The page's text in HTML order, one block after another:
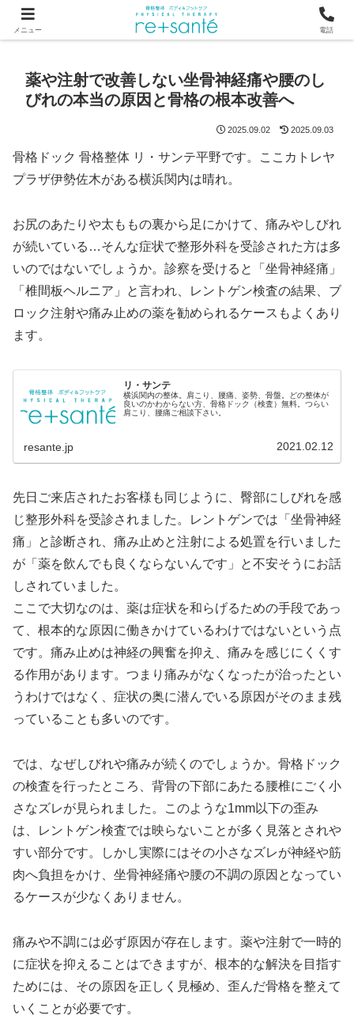
つらい首・肩こり・腰の痛みは、骨から見直す横浜市関内の整体
薬や注射で改善しない坐骨神経痛や腰のし
びれの本当の原因と骨格の根本改善へ
2025.09.02 2025.09.03
骨格ドック 骨格整体 リ・サンテ平野です。ここカトレヤ
プラザ伊勢佐木がある横浜関内は晴れ。
お尻のあたりや太ももの裏から足にかけて、痛みやしびれ
が続いている…そんな症状で整形外科を受診された方は多
いのではないでしょうか。診察を受けると「坐骨神経痛」
「椎間板ヘルニア」と言われ、レントゲン検査の結果、ブ
ロック注射や痛み止めの薬を勧められるケースもよくあり
ます。
リ・サンテ
横浜関内の整体。肩こり、腰痛、姿勢、骨盤。どの整体が
良いのかわからない方、骨格ドック（検査）無料。つらい
肩こり、腰痛ご相談下さい。
resante.jp 2021.02.12
先日ご来店されたお客様も同じように、臀部にしびれを感
じ整形外科を受診されました。レントゲンでは「坐骨神経
痛」と診断され、痛み止めと注射による処置を行いました
が「薬を飲んでも良くならないんです」と不安そうにお話
しされていました。
ここで大切なのは、薬は症状を和らげるための手段であっ
て、根本的な原因に働きかけているわけではないという点
です。痛み止めは神経の興奮を抑え、痛みを感じにくくす
る作用があります。つまり痛みがなくなったが治ったとい
うわけではなく、症状の奥に潜んでいる原因がそのまま残
っていることも多いのです。
では、なぜしびれや痛みが続くのでしょうか。骨格ドック
の検査を行ったところ、背骨の下部にあたる腰椎にごく小
さなズレが見られました。このような1mm以下の歪み
は、レントゲン検査では映らないことが多く見落とされや
すい部分です。しかし実際にはその小さなズレが神経や筋
肉へ負担をかけ、坐骨神経痛や腰の不調の原因となってい
るケースが少なくありません。
痛みや不調には必ず原因が存在します。薬や注射で一時的
に症状を抑えることはできますが、根本的な解決を目指す
ためには、その原因を正しく見極め、歪んだ骨格を整えて
いくことが必要です。
メニュー 電話